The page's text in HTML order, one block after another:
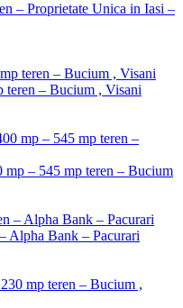
– Proprietate Unica in Iasi –
teren – Bucium , Visani
– 545 mp teren – Bucium
Alpha Bank – Pacurari